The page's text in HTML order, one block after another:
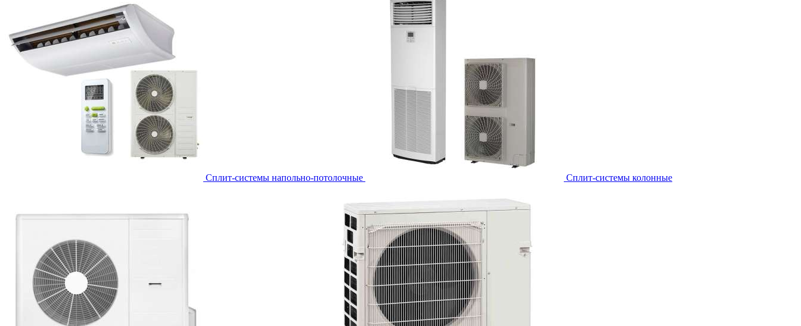
Сплит-системы напольно-потолочные Cплит-системы колонные